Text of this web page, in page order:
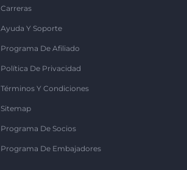
Carreras
Ayuda Y Soporte
Programa De Afiliado
Política De Privacidad
Términos Y Condiciones
Sitemap
Programa De Socios
Programa De Embajadores